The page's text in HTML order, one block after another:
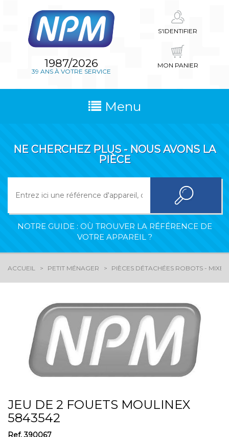
1987/2026
39 ANS À VOTRE SERVICE
S'IDENTIFIER
MON PANIER
Menu
NE CHERCHEZ PLUS - NOUS AVONS LA
PIÈCE
NOTRE GUIDE : OÙ TROUVER LA RÉFÉRENCE DE
VOTRE APPAREIL ?
ACCUEIL PETIT MÉNAGER PIÈCES DÉTACHÉES ROBOTS -
JEU DE 2 FOUETS MOULINEX
5843542
Ref.390067